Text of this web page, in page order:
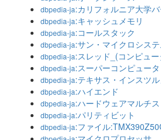
dbpedia-ja:カリフォルニア大学
dbpedia-ja:キャッシュメモリ
dbpedia-ja:コールスタック
dbpedia-ja:サン・マイクロシス
dbpedia-ja:スレッド_(コンピュ
dbpedia-ja:スーパーコンピュータ
dbpedia-ja:テキサス・インスツ
dbpedia-ja:ハイエンド
dbpedia-ja:ハードウェアマルチ
dbpedia-ja:パリティビット
dbpedia-ja:ファイル